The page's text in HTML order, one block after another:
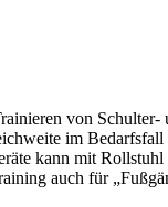
von
im
kann mit
auch für